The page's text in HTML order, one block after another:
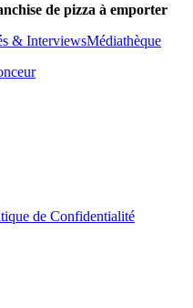
de pizza à emporter
& InterviewsMédiathèque
de Confidentialité